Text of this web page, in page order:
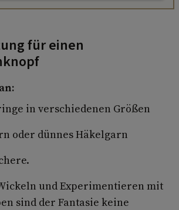
für einen
in verschiedenen Größen
oder dünnes Häkelgarn
und Experimentieren mit
sind der Fantasie keine